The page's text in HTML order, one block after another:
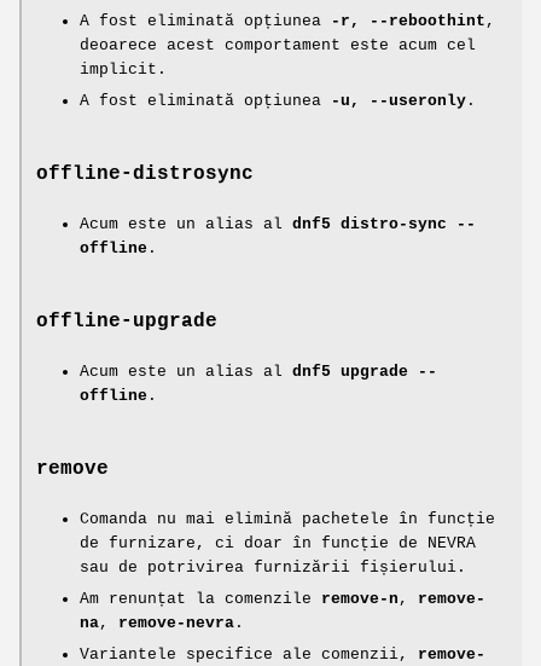
A fost eliminată opțiunea
-r, --reboothint ,
deoarece acest comportament este acum cel
implicit.
A fost eliminată opțiunea
-u, --useronly .
offline-distrosync
Acum este un alias al dnf5 distro-sync --
offline .
offline-upgrade
Acum este un alias al dnf5 upgrade --
offline .
remove
Comanda nu mai elimină pachetele în funcție
de furnizare, ci doar în funcție de NEVRA
sau de potrivirea furnizării fișierului.
Am renunțat la comenzile remove-n , remove-
na, remove-nevra .
Variantele specifice ale comenzii, remove-